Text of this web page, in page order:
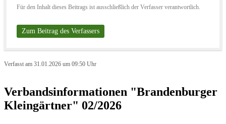
Für den Inhalt dieses Beitrags ist ausschließlich der Verfasser verantwortlich.
Zum Beitrag des Verfassers
Verfasst am 31.01.2026 um 09:50 Uhr
Verbandsinformationen "Brandenburger
Kleingärtner" 02/2026